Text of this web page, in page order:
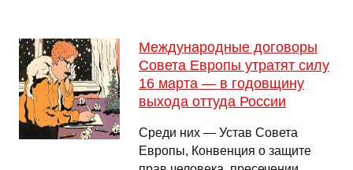
Международные договоры
Совета Европы утратят силу
16 марта — в годовщину
выхода оттуда России
Среди них — Устав Совета
Европы, Конвенция о защите